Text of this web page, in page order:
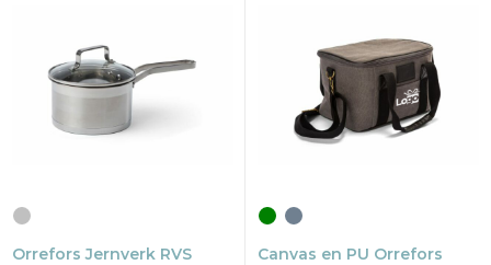
Orrefors Jernverk RVS
Canvas en PU Orrefors